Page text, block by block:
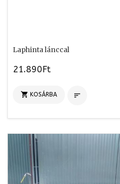
Laphinta lánccal
21.890Ft
 KOSÁRBA 